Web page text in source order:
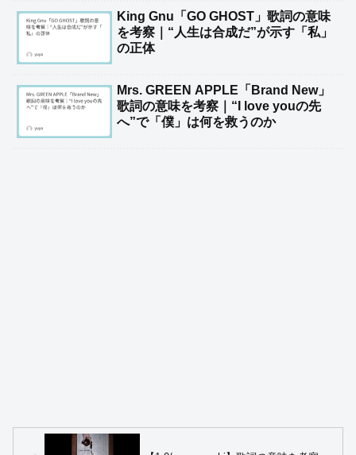
King Gnu「GO GHOST」歌詞の意味
を考察｜“人生は合成だ”が示す「私」
の正体
Mrs. GREEN APPLE「Brand New」
歌詞の意味を考察｜“I love youの先
へ”で「僕」は何を救うのか